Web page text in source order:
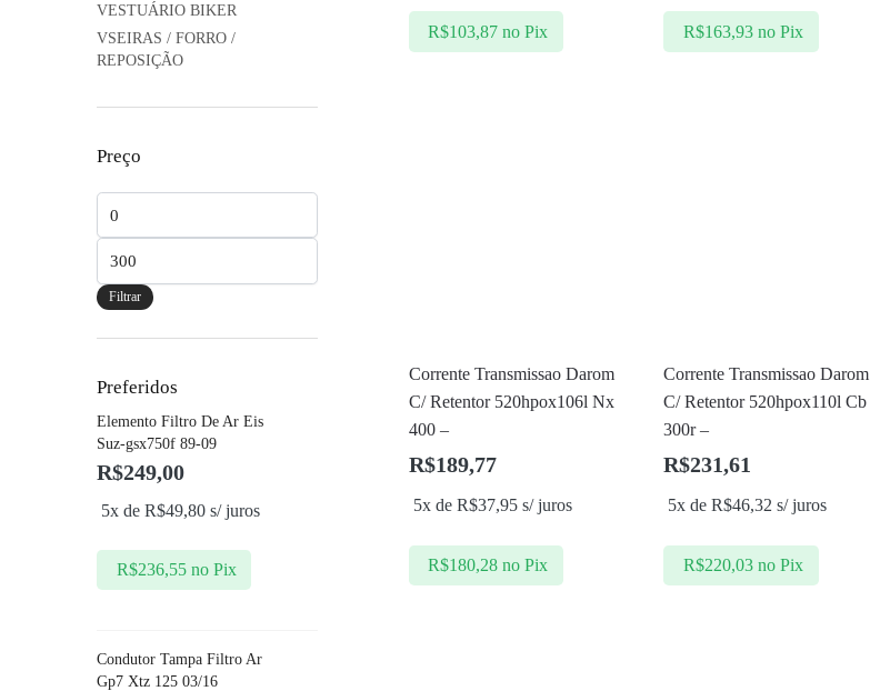
R$103,87 no Pix R$163,93 no Pix
Corrente Transmissao Darom
C/ Retentor 520hpox106l Nx
400 –
R$189,77
5x de R$37,95s/ juros
R$180,28 no Pix
Corrente Transmissao Darom
C/ Retentor 520hpox110l Cb
300r –
R$231,61
5x deR$46,32 s/ juros
R$220,03 no Pix
VESTUÁRIO BIKER
VSEIRAS / FORRO /
REPOSIÇÃO
Preço
mínimo
máximo
Filtrar
Preferidos
Elemento Filtro De Ar Eis
Suz-gsx750f 89-09
R$249,00
5x de R$49,80 s/ juros
R$236,55 no Pix
Condutor Tampa Filtro Ar
Gp7 Xtz 125 03/16